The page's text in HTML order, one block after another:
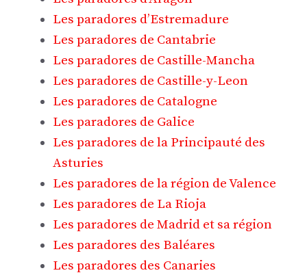
Les paradores d’Estremadure
Les paradores de Cantabrie
Les paradores de Castille-Mancha
Les paradores de Castille-y-Leon
Les paradores de Catalogne
Les paradores de Galice
Les paradores de la Principauté des
Asturies
Les paradores de la région de Valence
Les paradores de La Rioja
Les paradores de Madrid et sa région
Les paradores des Baléares
Les paradores des Canaries